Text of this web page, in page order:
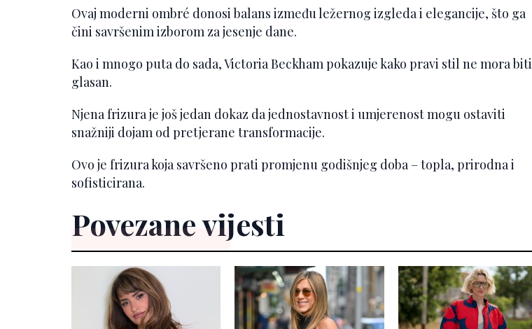
Ovaj moderni ombré donosi balans između ležernog izgleda i elegancije, što ga
čini savršenim izborom za jesenje dane.
Kao i mnogo puta do sada, Victoria Beckham pokazuje kako pravi stil ne mora biti
glasan.
Njena frizura je još jedan dokaz da jednostavnost i umjerenost mogu ostaviti
snažniji dojam od pretjerane transformacije.
Ovo je frizura koja savršeno prati promjenu godišnjeg doba – topla, prirodna i
sofisticirana.
Povezane vijesti